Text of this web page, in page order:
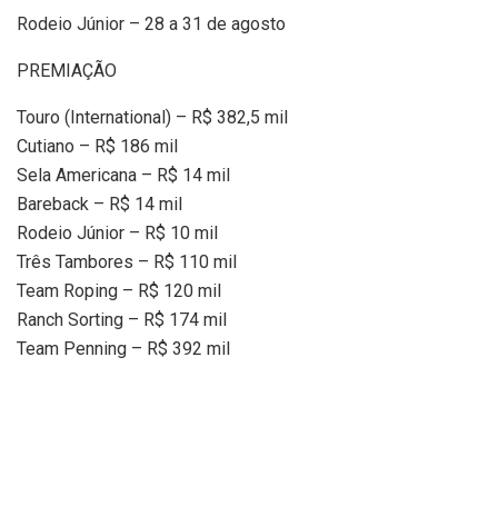
Rodeio Júnior – 28 a 31 de agosto
PREMIAÇÃO
Touro (International) – R$ 382,5 mil
Cutiano – R$ 186 mil
Sela Americana – R$ 14 mil
Bareback – R$ 14 mil
Rodeio Júnior – R$ 10 mil
Três Tambores – R$ 110 mil
Team Roping – R$ 120 mil
Ranch Sorting – R$ 174 mil
Team Penning – R$ 392 mil